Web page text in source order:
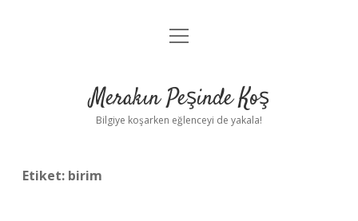
Anasayfa
Yasal Uyarı
menüyü
Merakın Peşinde Koş
Bilgiye koşarken eğlenceyi de yakala!
Etiket: birim